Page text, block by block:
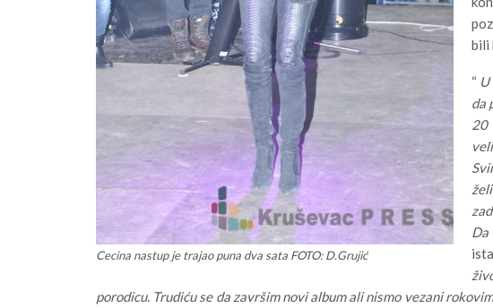
Cecina nastup je trajao puna dva sata FOTO: D.Grujić
bili
“
da
20
Da
porodicu. Trudiću se da završim novi album ali nismo vezani